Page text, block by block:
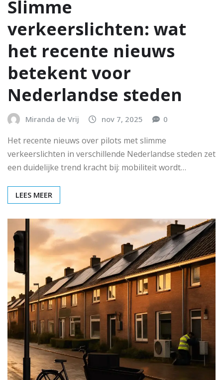
Slimme
verkeerslichten: wat
het recente nieuws
betekent voor
Nederlandse steden
Miranda de Vrij nov 7, 2025 0
Het recente nieuws over pilots met slimme
verkeerslichten in verschillende Nederlandse steden zet
een duidelijke trend kracht bij: mobiliteit wordt…
LEES MEER